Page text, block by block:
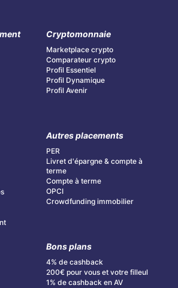
Cryptomonnaie
Marketplace crypto
Comparateur crypto
Profil Essentiel
Profil Dynamique
Profil Avenir
Autres placements
PER
Livret d'épargne & compte à
terme
Compte à terme
OPCI
Crowdfunding immobilier
Bons plans
4% de cashback
200€ pour vous et votre filleul
1% de cashback en AV